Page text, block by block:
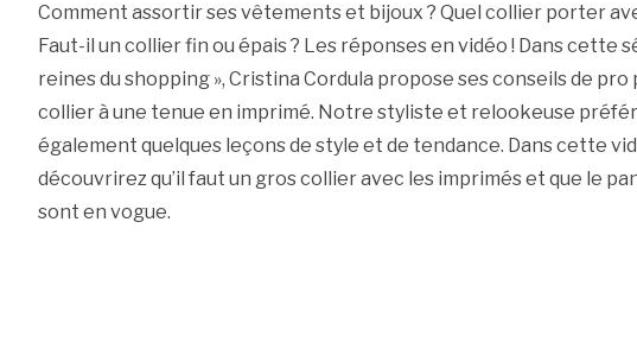
Comment assortir ses vêtements et bijoux ? Quel collier porter
Faut-il un collier fin ou épais ? Les réponses en vidéo ! Dans cette
reines du shopping », Cristina Cordula propose ses conseils de
collier à une tenue en imprimé. Notre styliste et relookeuse
également quelques leçons de style et de tendance. Dans cette
découvrirez qu’il faut un gros collier avec les imprimés et que le
sont en vogue.